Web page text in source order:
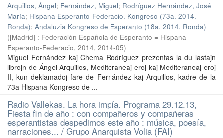
Arquillos, Ángel; Fernández, Miguel; Rodríguez Hernández, José
María; Hispana Esperanto-Federacio. Kongreso (73a. 2014.
Ronda); Andaluzia Kongreso de Esperanto (18a. 2014. Ronda)
([Madrid] : Federación Española de Esperanto = Hispana
Esperanto-Federacio, 2014, 2014-05)
Miguel Fernández kaj Chema Rodríguez prezentas la du lastajn
librojn de Ángel Arquillos, Mediteraneaj eroj kaj Mediteraneaj eroj
II, kun deklamadoj fare de Fernández kaj Arquillos, kadre de la
73a Hispana Kongreso de ...
Radio Vallekas. La hora impía. Programa 29.12.13,
Fiesta fin de año : con compañeros y compañeras
esperantistas despedimos este año : música, poesía,
narraciones... / Grupo Anarquista Volia (FAI)